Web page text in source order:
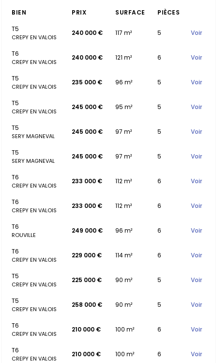
BIEN PRIX SURFACE
PIÈCES
T5
CREPY EN VALOIS
240 000 € 117 m² 5 Voir
T6
CREPY EN VALOIS
240 000 € 121 m² 6 Voir
T5
CREPY EN VALOIS
235 000 € 96 m² 5 Voir
T5
CREPY EN VALOIS
245 000 € 95 m² 5 Voir
T5
SERY MAGNEVAL
245 000 € 97 m² 5 Voir
T5
SERY MAGNEVAL
245 000 € 97 m² 5 Voir
T6
CREPY EN VALOIS
233 000 € 112 m² 6 Voir
T6
CREPY EN VALOIS
233 000 € 112 m² 6 Voir
T6
ROUVILLE
249 000 € 96 m² 6 Voir
T6
CREPY EN VALOIS
229 000 € 114 m² 6 Voir
T5
CREPY EN VALOIS
225 000 € 90 m² 5 Voir
T5
CREPY EN VALOIS
258 000 € 90 m² 5 Voir
T6
CREPY EN VALOIS
210 000 € 100 m² 6 Voir
T6
CREPY EN VALOIS
210 000 € 100 m² 6 Voir